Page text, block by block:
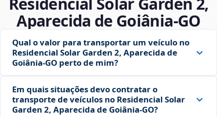
Aparecida de Goiânia‑GO
Qual o valor para transportar um veículo no
Residencial Solar Garden 2, Aparecida de
Goiânia‑GO perto de mim?
Em quais situações devo contratar o
transporte de veículos no Residencial Solar
Garden 2, Aparecida de Goiânia‑GO?